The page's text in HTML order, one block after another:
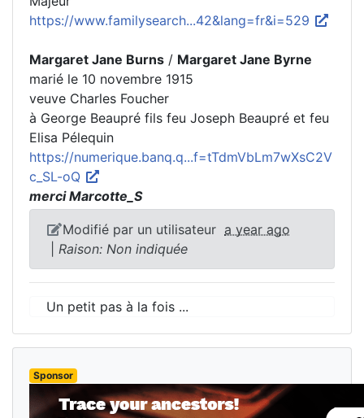
https://www.familysearch...42&lang=fr&i=529
Margaret Jane Burns / Margaret Jane Byrne
marié le 10 novembre 1915
veuve Charles Foucher
à George Beaupré fils feu Joseph Beaupré et feu
Elisa Pélequin
https://numerique.banq.q...f=tTdmVbLm7wXsC2V
c_SL-oQ
merci Marcotte_S
Modifié par un utilisateur a year ago
Raison: Non indiquée
Un petit pas à la fois ...
Sponsor